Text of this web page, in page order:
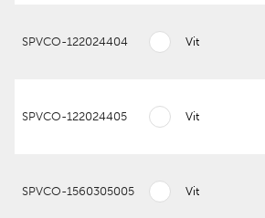
SPVCO-122024404 Vit
SPVCO-122024405 Vit
SPVCO-1560305005 Vit